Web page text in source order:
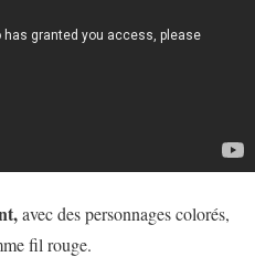
avec des personnages colorés,
fil rouge.